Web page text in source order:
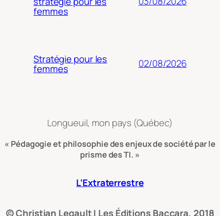
femmes
Stratégie pour les
femmes 02/08/2026
Longueuil, mon pays (Québec)
« Pédagogie et philosophie des enjeux de société par le
prisme des TI. »
L’Extraterrestre
© Christian Legault | Les Éditions Baccara, 2018